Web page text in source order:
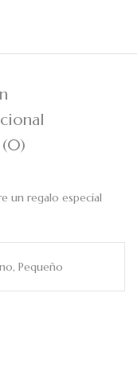
(0)
un regalo especial
Pequeño